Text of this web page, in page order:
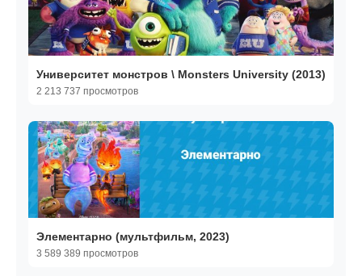
Университет монстров \ Monsters University (2013)
2 213 737 просмотров
Элементарно (мультфильм, 2023)
3 589 389 просмотров